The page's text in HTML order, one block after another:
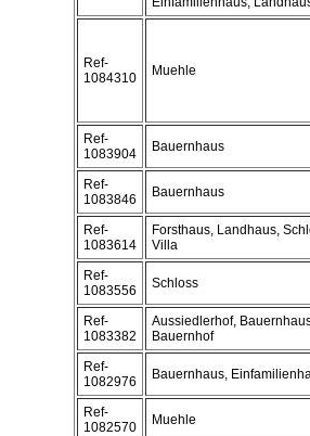
Ref-
1084310
Muehle
Ref-
1083904
Bauernhaus
Ref-
1083846
Bauernhaus
Ref-
1083614
Forsthaus, Landhaus,
Villa
Ref-
1083556
Schloss
Ref-
1083382
Aussiedlerhof,
Bauernhof
Ref-
1082976
Bauernhaus,
Ref-
1082570
Muehle